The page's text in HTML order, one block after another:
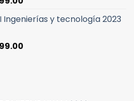
actual
$299.00.
Ingenierías y tecnología 2023
El